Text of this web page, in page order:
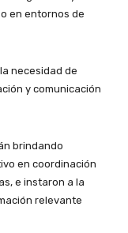
en entornos de
necesidad de
y comunicación
brindando
en coordinación
e instaron a la
relevante